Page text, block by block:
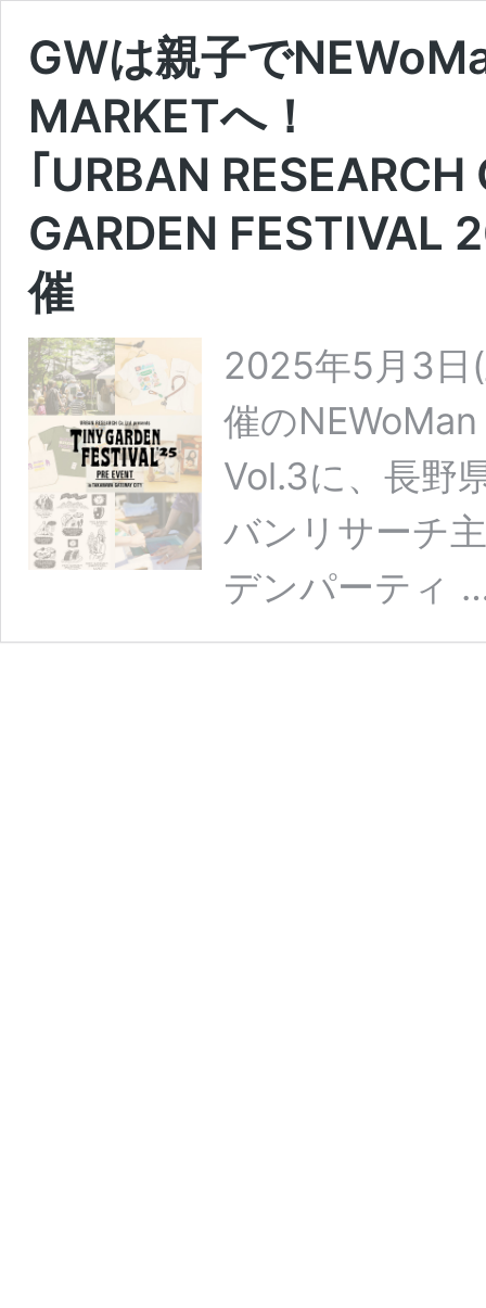
GWは親子で
MARKETへ！
｢URBAN
GARDEN FESTIVAL
催
2025年5月3日
催の
Vol.3に、長野
バンリサーチ
デンパーティ